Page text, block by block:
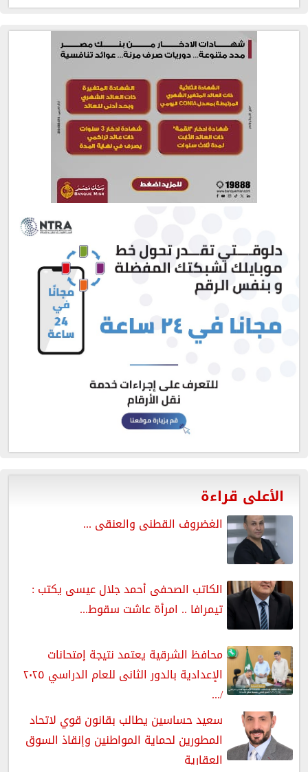
الأعلى قراءة
الغضروف القطنى والعنقى ...
الكاتب الصحفى أحمد جلال عيسى يكتب :
تيمرافا .. امرأة عاشت سقوط...
محافظ الشرقية يعتمد نتيجة إمتحانات
الإعدادية بالدور الثانى للعام الدراسي ٢٠٢٥
/...
سعيد حساسين يطالب بقانون قوي لاتحاد
المطورين لحماية المواطنين وإنقاذ السوق
العقارية